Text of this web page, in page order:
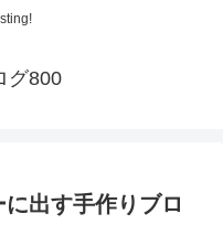
グ800
出す手作りブロ